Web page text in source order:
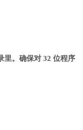
里。确保对 32 位程序